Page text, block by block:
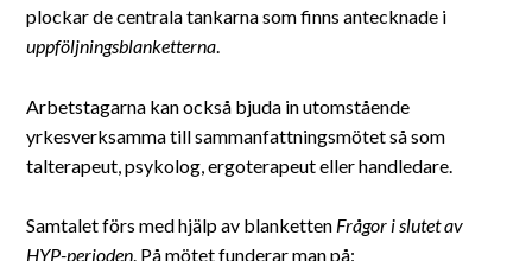
plockar de centrala tankarna som finns antecknade i
uppföljningsblanketterna.
Arbetstagarna kan också bjuda in utomstående
yrkesverksamma till sammanfattningsmötet så som
talterapeut, psykolog, ergoterapeut eller handledare.
Samtalet förs med hjälp av blanketten Frågor i slutet av
HYP-perioden. På mötet funderar man på: